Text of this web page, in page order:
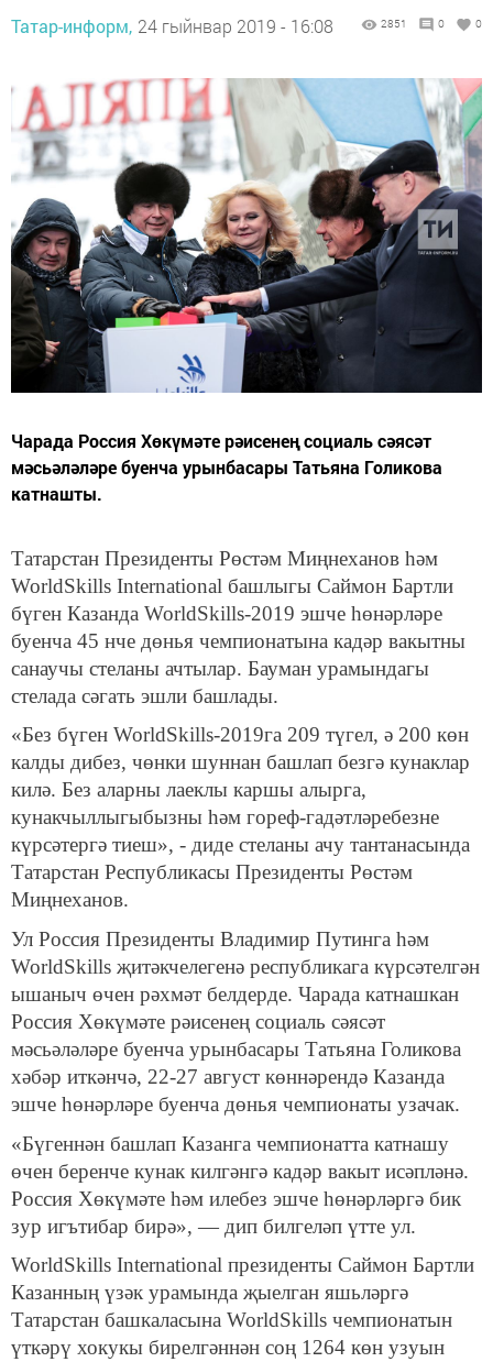
Татар-информ, 24 гыйнвар 2019 - 16:08 2851 0 0
Чарада Россия Хөкүмәте рәисенең социаль сәясәт
мәсьәләләре буенча урынбасары Татьяна Голикова
катнашты.
Татарстан Президенты Рөстәм Миңнеханов һәм
WorldSkills International башлыгы Саймон Бартли
бүген Казанда WorldSkills-2019 эшче һөнәрләре
буенча 45 нче дөнья чемпионатына кадәр вакытны
санаучы стеланы ачтылар. Бауман урамындагы
стелада сәгать эшли башлады.
«Без бүген WorldSkills-2019га 209 түгел, ә 200 көн
калды дибез, чөнки шуннан башлап безгә кунаклар
килә. Без аларны лаеклы каршы алырга,
кунакчыллыгыбызны һәм гореф-гадәтләребезне
күрсәтергә тиеш», - диде стеланы ачу тантанасында
Татарстан Республикасы Президенты Рөстәм
Миңнеханов.
Ул Россия Президенты Владимир Путинга һәм
WorldSkills җитәкчелегенә республикага күрсәтелгән
ышаныч өчен рәхмәт белдерде. Чарада катнашкан
Россия Хөкүмәте рәисенең социаль сәясәт
мәсьәләләре буенча урынбасары Татьяна Голикова
хәбәр иткәнчә, 22-27 август көннәрендә Казанда
эшче һөнәрләре буенча дөнья чемпионаты узачак.
«Бүгеннән башлап Казанга чемпионатта катнашу
өчен беренче кунак килгәнгә кадәр вакыт исәпләнә.
Россия Хөкүмәте һәм илебез эшче һөнәрләргә бик
зур игътибар бирә», — дип билгеләп үтте ул.
WorldSkills International президенты Саймон Бартли
Казанның үзәк урамында җыелган яшьләргә
Татарстан башкаласына WorldSkills чемпионатын
үткәрү хокукы бирелгәннән соң 1264 көн узуын